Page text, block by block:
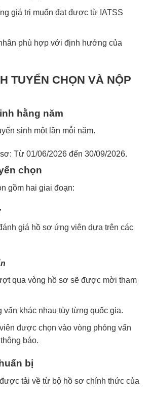
giá trị muốn đạt được từ IATSS
phù hợp với định hướng của
TUYỂN CHỌN VÀ NỘP
hằng năm
sinh một lần mỗi năm.
Từ 01/06/2026 đến 30/09/2026.
chọn
gồm hai giai đoạn:
giá hồ sơ ứng viên dựa trên các
qua vòng hồ sơ sẽ được mời tham
vấn khác nhau tùy từng quốc gia.
được chọn vào vòng phỏng vấn
báo.
bị
tải về từ bộ hồ sơ chính thức của